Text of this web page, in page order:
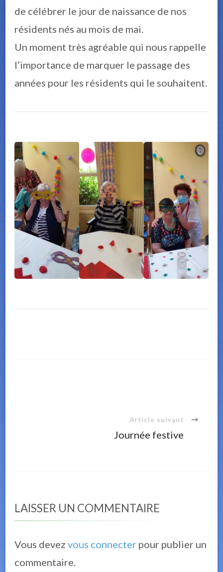
de célébrer le jour de naissance de nos
résidents nés au mois de mai.
Un moment très agréable qui nous rappelle
l’importance de marquer le passage des
années pour les résidents qui le souhaitent.
Article suivant
Journée festive
LAISSER UN COMMENTAIRE
Vous devez vous connecter pour publier un
commentaire.